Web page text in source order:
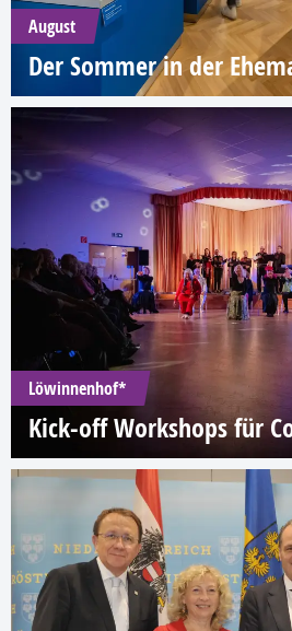
August
Der Sommer in der
Löwinnenhof*
Kick-off Workshops für